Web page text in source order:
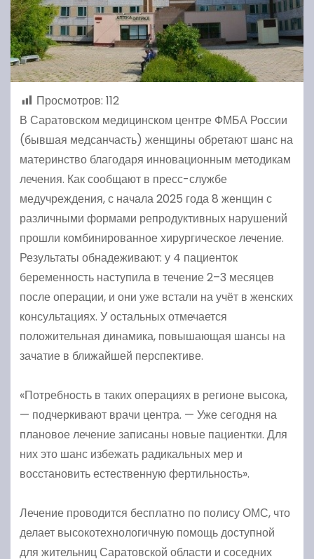
Просмотров: 112
В Саратовском медицинском центре ФМБА России
(бывшая медсанчасть) женщины обретают шанс на
материнство благодаря инновационным методикам
лечения. Как сообщают в пресс-службе
медучреждения, с начала 2025 года 8 женщин с
различными формами репродуктивных нарушений
прошли комбинированное хирургическое лечение.
Результаты обнадеживают: у 4 пациенток
беременность наступила в течение 2–3 месяцев
после операции, и они уже встали на учёт в женских
консультациях. У остальных отмечается
положительная динамика, повышающая шансы на
зачатие в ближайшей перспективе.
«Потребность в таких операциях в регионе высока,
— подчеркивают врачи центра. — Уже сегодня на
плановое лечение записаны новые пациентки. Для
них это шанс избежать радикальных мер и
восстановить естественную фертильность».
Лечение проводится бесплатно по полису ОМС, что
делает высокотехнологичную помощь доступной
для жительниц Саратовской области и соседних